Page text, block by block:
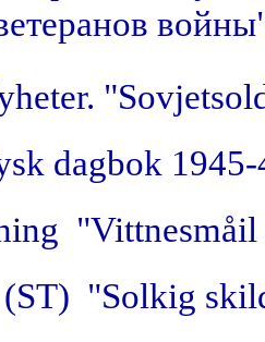
dagbok
"Solkig